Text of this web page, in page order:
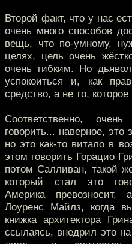
Второй факт, что у нас
очень много способов
вещь, что по-умному,
целях, цель очень
очень гибким. Но
успокоиться и, как
средство, а не то,
Соответственно,
говорить... наверное,
но это как-то витало в
этом говорить Горацио
потом Салливан, такой
который стал это
Америка превозносит,
Лоуренс Майлз, когда
книжка архитектора
ссылаясь, внедрил это